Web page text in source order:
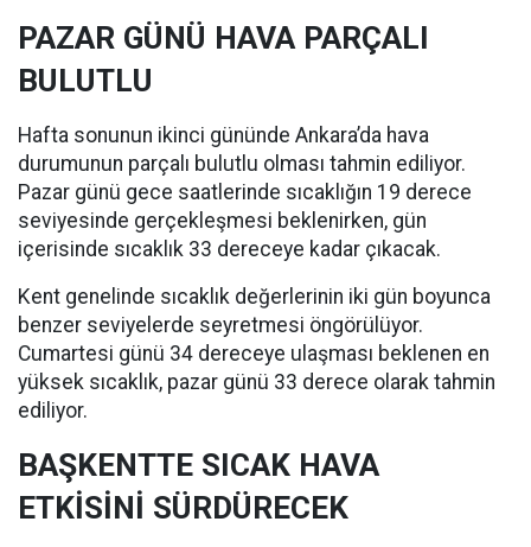
PAZAR GÜNÜ HAVA PARÇALI
BULUTLU
Hafta sonunun ikinci gününde Ankara’da hava
durumunun parçalı bulutlu olması tahmin ediliyor.
Pazar günü gece saatlerinde sıcaklığın 19 derece
seviyesinde gerçekleşmesi beklenirken, gün
içerisinde sıcaklık 33 dereceye kadar çıkacak.
Kent genelinde sıcaklık değerlerinin iki gün boyunca
benzer seviyelerde seyretmesi öngörülüyor.
Cumartesi günü 34 dereceye ulaşması beklenen en
yüksek sıcaklık, pazar günü 33 derece olarak tahmin
ediliyor.
BAŞKENTTE SICAK HAVA
ETKİSİNİ SÜRDÜRECEK